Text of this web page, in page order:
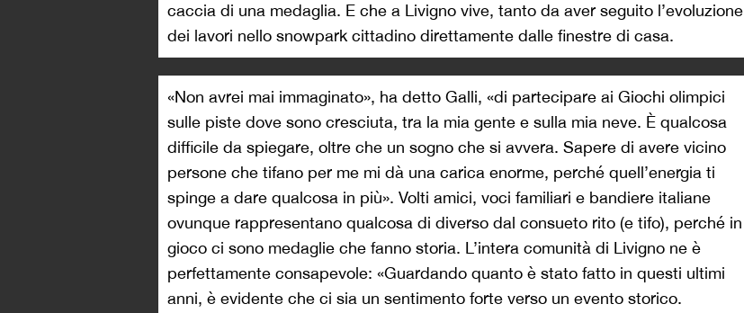
caccia di una medaglia. E che a Livigno vive, tanto da aver seguito l’evoluzione
dei lavori nello snowpark cittadino direttamente dalle finestre di casa.
«Non avrei mai immaginato», ha detto Galli, «di partecipare ai Giochi olimpici
sulle piste dove sono cresciuta, tra la mia gente e sulla mia neve. È qualcosa
difficile da spiegare, oltre che un sogno che si avvera. Sapere di avere vicino
persone che tifano per me mi dà una carica enorme, perché quell’energia ti
spinge a dare qualcosa in più». Volti amici, voci familiari e bandiere italiane
ovunque rappresentano qualcosa di diverso dal consueto rito (e tifo), perché in
gioco ci sono medaglie che fanno storia. L’intera comunità di Livigno ne è
perfettamente consapevole: «Guardando quanto è stato fatto in questi ultimi
anni, è evidente che ci sia un sentimento forte verso un evento storico.